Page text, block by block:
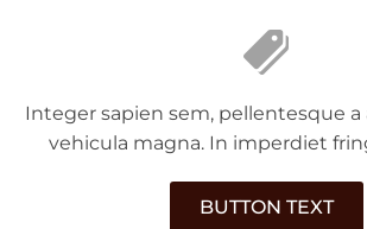
Integer sapien sem, pellentesque a
vehicula magna. In imperdiet
BUTTON TEXT